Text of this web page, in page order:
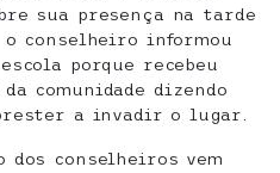
sua presença na tarde
conselheiro informou
porque recebeu
comunidade dizendo
a invadir o lugar.
dos conselheiros vem